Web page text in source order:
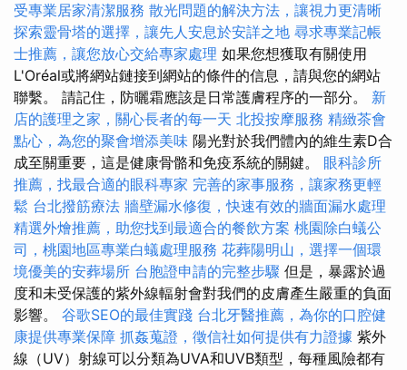
受專業居家清潔服務 散光問題的解決方法，讓視力更清晰
探索靈骨塔的選擇，讓先人安息於安詳之地 尋求專業記帳
士推薦，讓您放心交給專家處理 如果您想獲取有關使用
L'Oréal或將網站鏈接到網站的條件的信息，請與您的網站
聯繫。 請記住，防曬霜應該是日常護膚程序的一部分。 新
店的護理之家，關心長者的每一天 北投按摩服務 精緻茶會
點心，為您的聚會增添美味 陽光對於我們體內的維生素D合
成至關重要，這是健康骨骼和免疫系統的關鍵。 眼科診所
推薦，找最合適的眼科專家 完善的家事服務，讓家務更輕
鬆 台北撥筋療法 牆壁漏水修復，快速有效的牆面漏水處理
精選外燴推薦，助您找到最適合的餐飲方案 桃園除白蟻公
司，桃園地區專業白蟻處理服務 花葬陽明山，選擇一個環
境優美的安葬場所 台胞證申請的完整步驟 但是，暴露於過
度和未受保護的紫外線輻射會對我們的皮膚產生嚴重的負面
影響。 谷歌SEO的最佳實踐 台北牙醫推薦，為你的口腔健
康提供專業保障 抓姦蒐證，徵信社如何提供有力證據 紫外
線（UV）射線可以分類為UVA和UVB類型，每種風險都有